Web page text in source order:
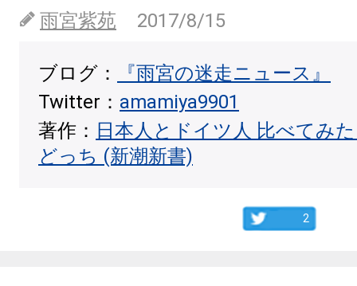
雨宮紫苑
2017/8/15
ブログ：
『雨宮の迷走ニュース』
Twitter： amamiya9901
著作： 日本人とドイツ人 比べてみ
どっち (新潮新書)
2